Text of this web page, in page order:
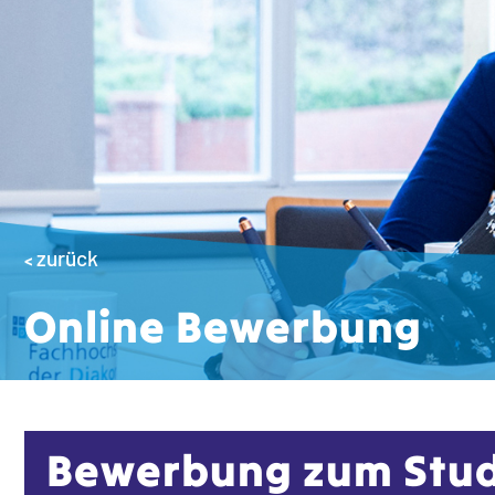
< zurück
Online Bewerbung
Bewerbung zum